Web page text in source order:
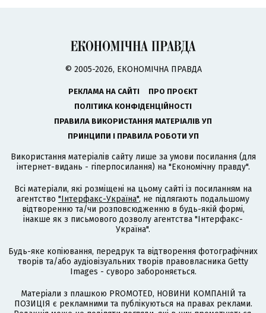
© 2005-2026, ЕКОНОМІЧНА ПРАВДА
РЕКЛАМА НА САЙТІ
ПРО ПРОЄКТ
ПОЛІТИКА КОНФІДЕНЦІЙНОСТІ
ПРАВИЛА ВИКОРИСТАННЯ МАТЕРІАЛІВ УП
ПРИНЦИПИ І ПРАВИЛА РОБОТИ УП
Використання матеріалів сайту лише за умови посилання (для
інтернет-видань - гіперпосилання) на "Економічну правду".
Всі матеріали, які розміщені на цьому сайті із посиланням на
агентство "Інтерфакс-Україна", не підлягають подальшому
відтворенню та/чи розповсюдженню в будь-якій формі,
інакше як з письмового дозволу агентства "Інтерфакс-
Україна".
Будь-яке копіювання, передрук та відтворення фотографічних
творів та/або аудіовізуальних творів правовласника Getty
Images - суворо забороняється.
Матеріали з плашкою PROMOTED, НОВИНИ КОМПАНІЙ та
ПОЗИЦІЯ є рекламними та публікуються на правах реклами.